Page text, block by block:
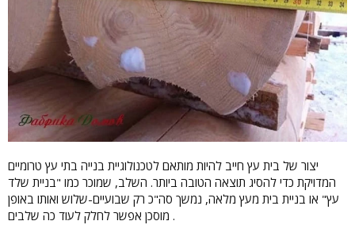
יצור של בית עץ חייב להיות מותאם לטכנולוגיית בנייה בתי עץ טרומיים
המדויקת כדי להסיג תוצאה הטובה ביותר. השלב, שמוכר כמו "בניית שלד
עץ" או בניית בית מעץ מלאה, נמשך סה"כ רק שבועיים-שלוש ואותו באופן
מוסכן אפשר לחלק לעוד כה שלבים .